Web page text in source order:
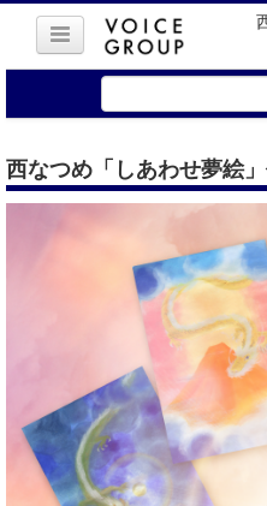
西なつめ「しあわせ夢絵